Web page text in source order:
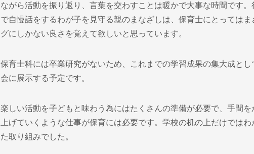
ながら活動を振り返り、言葉を交わすことは暖かで大事な時間です
で自慢話をするわが子を見守る親のまなざしは、保育士にとってはま
グにしかない良さを覚えて欲しいと思っています。
保育士科には卒業研究がないため、これまでの学習成果の集大成と
会に展示する予定です。
楽しい活動を子どもと味わう為にはたくさんの準備が必要で、手間
上げていくような仕事が保育には必要です。学校の机の上だけでは
た取り組みでした。